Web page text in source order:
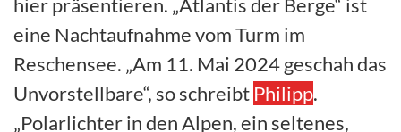
eine Nachtaufnahme vom Turm im
Reschensee. „Am 11. Mai 2024 geschah das
Unvorstellbare“, so schreibt Philipp.
„Polarlichter in den Alpen, ein seltenes,